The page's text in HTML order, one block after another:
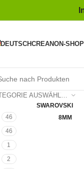
DEUTSCHCREANON-SHOP
KATEGORIE AUSWÄHLEN
46
46
1
2
SWAROVSKI
8MM
Click